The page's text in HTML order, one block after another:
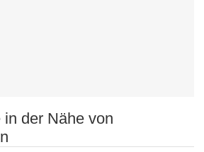
der Nähe von